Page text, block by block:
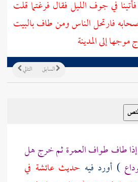
فأتينا في جوف الليل فقال فرغتما قلت
فارتحل الناس ومن طافبالبيت
إلىالمدينة
التالي السابق
إذا طاف طواف العمرة ثم خرج هل
) أورد فيه حديثعائشة في